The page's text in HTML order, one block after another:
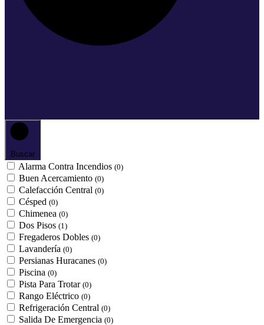
Buscar
Alarma Contra Incendios (0)
Buen Acercamiento (0)
Calefacción Central (0)
Césped (0)
Chimenea (0)
Dos Pisos (1)
Fregaderos Dobles (0)
Lavandería (0)
Persianas Huracanes (0)
Piscina (0)
Pista Para Trotar (0)
Rango Eléctrico (0)
Refrigeración Central (0)
Salida De Emergencia (0)